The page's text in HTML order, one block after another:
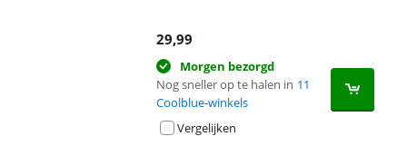
29,99
Morgen bezorgd
Nog sneller op te halen in 11
Coolblue-winkels
Vergelijken